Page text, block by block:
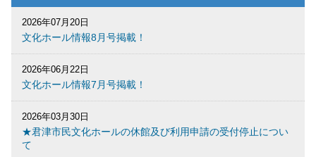
2026年07月20日
文化ホール情報8月号掲載！
2026年06月22日
文化ホール情報7月号掲載！
2026年03月30日
★君津市民文化ホールの休館及び利用申請の受付停止につい
て